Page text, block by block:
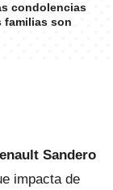
condolencias
familias son
Sandero
impacta de